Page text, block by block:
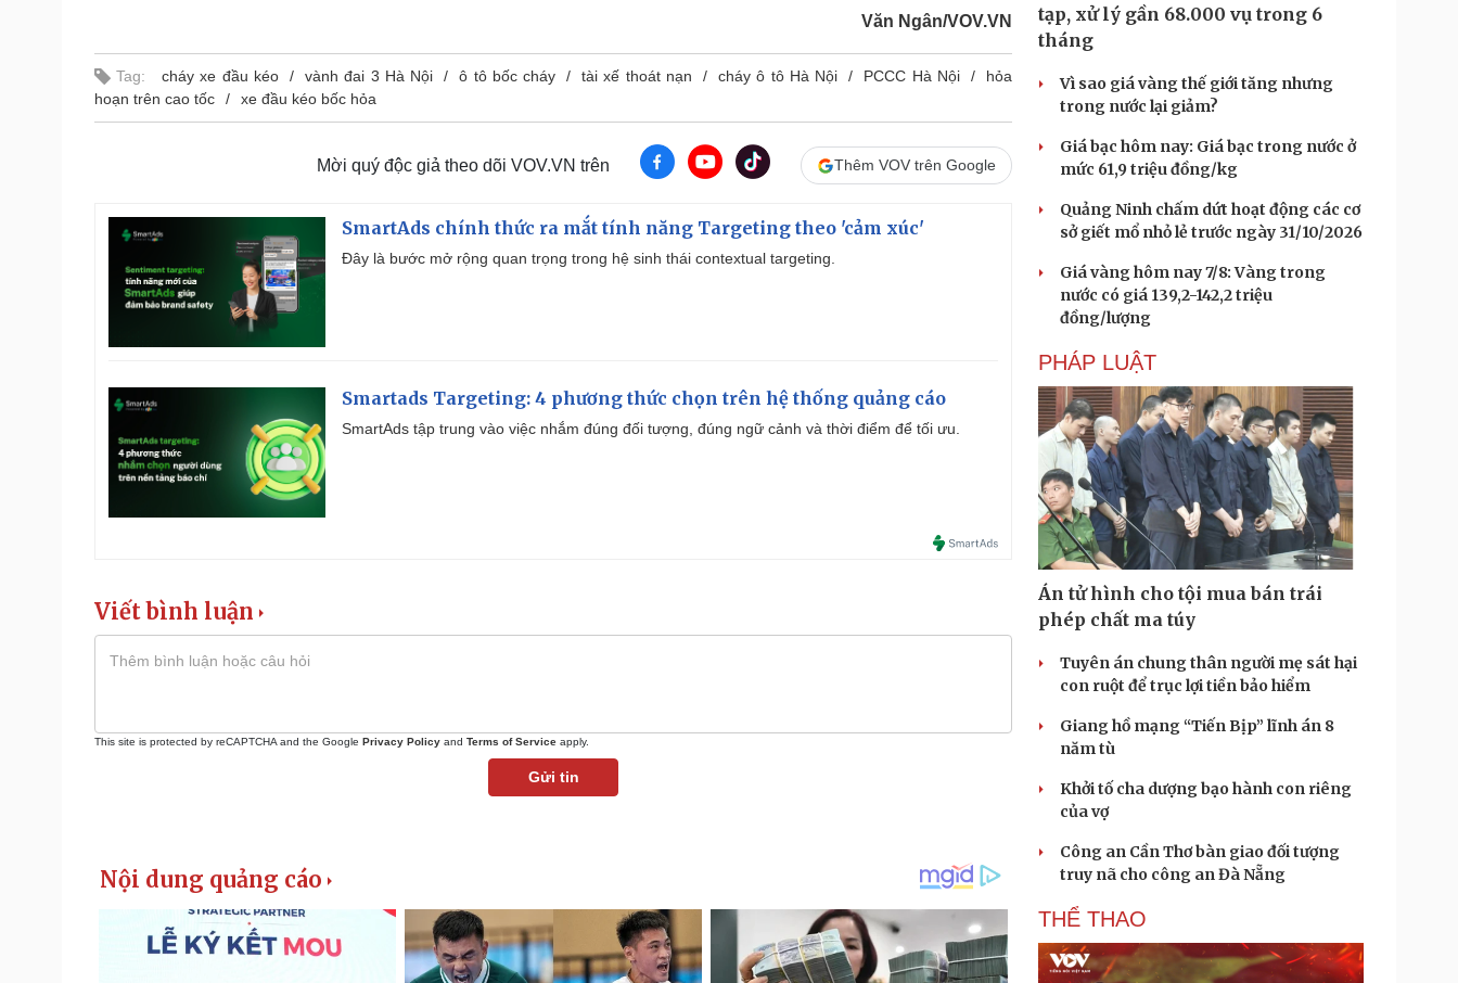
n
T
m
Văn Ngân/VOV.VN
Tag: cháy xe đầu kéo vành đai 3 Hà Nội ô tô bốc cháy tài xế thoát nạn cháy ô tô Hà Nội PCCC Hà Nội
hỏa
hoạn trên cao tốc
xe đầu kéo bốc hỏa
Mời quý độc giả theo dõi VOV.VN trên Thêm VOV trên Google
SmartAds chính thức ra mắt tính năng Targeting theo 'cảm xúc'
Đây là bước mở rộng quan trọng trong hệ sinh thái contextual targeting.
Smartads Targeting: 4 phương thức chọn trên hệ thống quảng cáo
SmartAds tập trung vào việc nhắm đúng đối tượng, đúng ngữ cảnh và thời điểm để tối ưu.
Viết bình luận
This site is protected by reCAPTCHA and the Google Privacy Policy and Terms of Service apply.
Gửi tin
tạp, xử lý gần 68.000 vụ trong 6
tháng
Vì sao giá vàng thế giới tăng nhưng
trong nước lại giảm?
Giá bạc hôm nay: Giá bạc trong nước ở
mức 61,9 triệu đồng/kg
Quảng Ninh chấm dứt hoạt động các cơ
sở giết mổ nhỏ lẻ trước ngày 31/10/2026
Giá vàng hôm nay 7/8: Vàng trong
nước có giá 139,2-142,2 triệu
đồng/lượng
PHÁP LUẬT
Án tử hình cho tội mua bán trái
phép chất ma túy
Tuyên án chung thân người mẹ sát hại
con ruột để trục lợi tiền bảo hiểm
Giang hồ mạng “Tiến Bịp” lĩnh án 8
năm tù
Khởi tố cha dượng bạo hành con riêng
của vợ
Công an Cần Thơ bàn giao đối tượng
truy nã cho công an Đà Nẵng
THỂ THAO